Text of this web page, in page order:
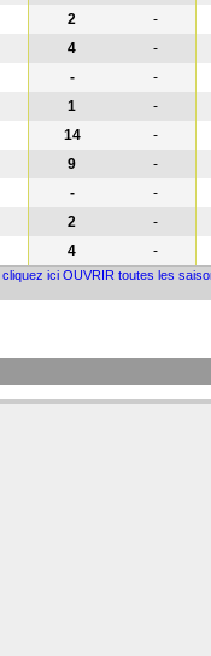
2 -
4 -
- -
1 -
14 -
9 -
- -
2 -
4 -
cliquez ici OUVRIR toutes les